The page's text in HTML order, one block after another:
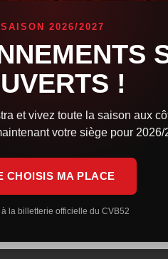
SAISON 2026/2027
!
et vivez toute la saison aux
votre siège pour 2026/
CHOISIS MA PLACE
la billetterie officielle du CVB52